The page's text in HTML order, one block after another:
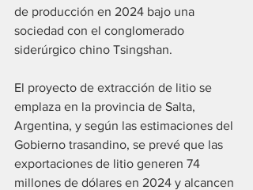
de producción en 2024 bajo una
sociedad con el conglomerado
siderúrgico chino Tsingshan.
El proyecto de extracción de litio se
emplaza en la provincia de Salta,
Argentina, y según las estimaciones del
Gobierno trasandino, se prevé que las
exportaciones de litio generen 74
millones de dólares en 2024 y alcancen